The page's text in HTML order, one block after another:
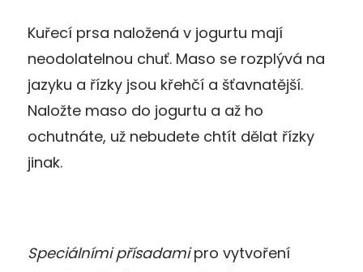
Kuřecí prsa naložená v jogurtu mají
neodolatelnou chuť. Maso se rozplývá na
jazyku a řízky jsou křehčí a šťavnatější.
Naložte maso do jogurtu a až ho
ochutnáte, už nebudete chtít dělat řízky
jinak.
Speciálními přísadamipro vytvoření